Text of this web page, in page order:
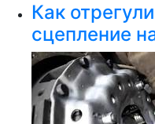
Как
сцепление